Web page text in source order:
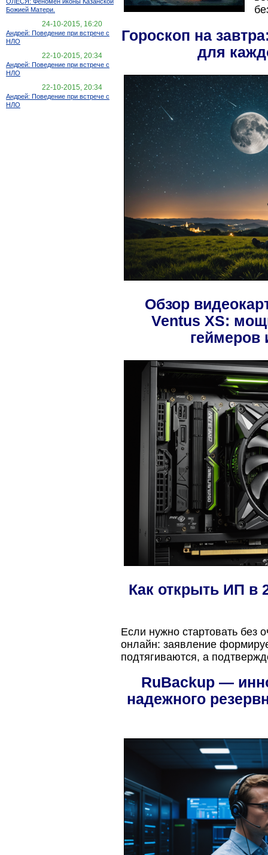
Божией Матери.
24-10-2015, 16:20
Андрей: Поведение при встрече с
НЛО
22-10-2015, 20:34
Андрей: Поведение при встрече с
НЛО
22-10-2015, 20:34
Андрей: Поведение при встрече с
НЛО
Гороскоп на
для
Обзор
Ventus XS:
геймеров
Как открыть ИП в
Если нужно стартовать без
онлайн: заявление
подтягиваются, а
RuBackup —
надежного